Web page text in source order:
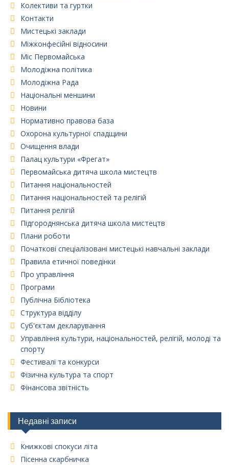
Колективи та гуртки
Контакти
Мистецькі заклади
Міжконфесійні відносини
Міс Первомайська
Молодіжна політика
Молодіжна Рада
Національні меншини
Новини
Нормативно правова база
Охорона культурної спадщини
Очищення влади
Палац культури «Фрегат»
Первомайська дитяча школа мистецтв
Питання національностей
Питання національностей та релігій
Питання релігій
Підгороднянська дитяча школа мистецтв
Плани роботи
Початкові спеціалізовані мистецькі навчальні заклади
Правила етичної поведінки
Про управління
Програми
Публічна Бібліотека
Структура відділу
Суб'єктам декларування
Управління культури, національностей, релігій, молоді та
спорту
Фестивалі та конкурси
Фізична культура та спорт
Фінансова звітність
Недавні записи
Книжкові спокуси літа
Пісенна скарбничка